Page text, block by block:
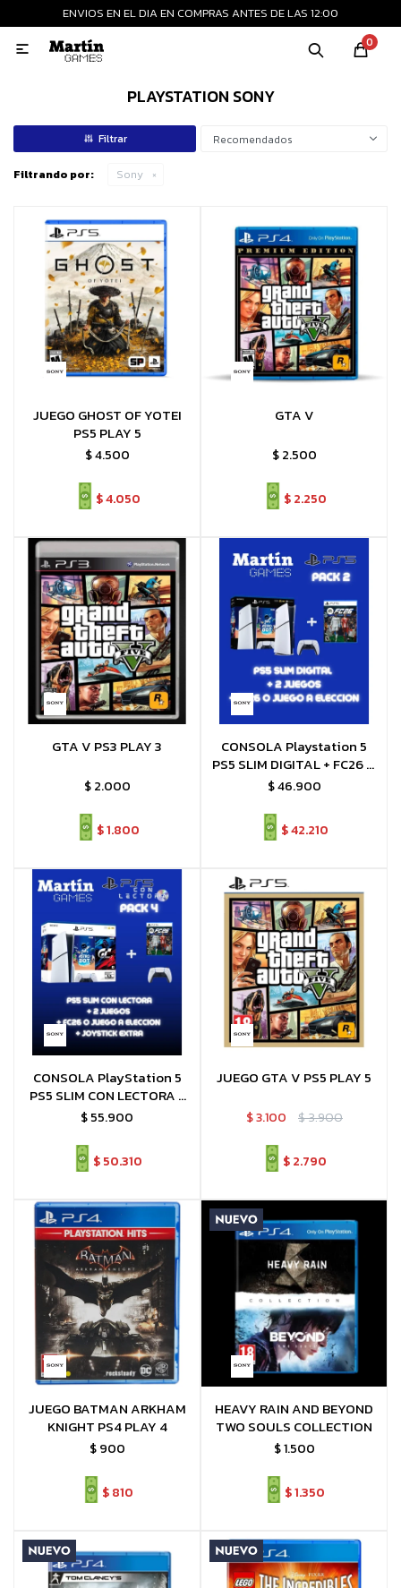
ENVIOS EN EL DIA EN COMPRAS ANTES DE LAS 12:00
0

PLAYSTATION SONY
Recomendados
Filtrando por: Sony
JUEGO GHOST OF YOTEI
PS5 PLAY 5
$4.500
$4.050
GTA V
$ 2.500
$ 2.250
GTA V PS3 PLAY 3
$ 2.000
$1.800
CONSOLA Playstation 5
PS5 SLIM DIGITAL + FC26 O
JUEGO A ELECCIÓN +
$46.900
$42.210
CONSOLA PlayStation 5
PS5 SLIM CON LECTORA +
Mando extra + 3 juegos
+ FC26 (o juego a
elección))
$55.900
$50.310
JUEGO GTA V PS5 PLAY 5
$3.100 $3.900
$2.790
JUEGO BATMAN ARKHAM
KNIGHT PS4 PLAY 4
$ 900
$810
HEAVY RAIN AND BEYOND
TWO SOULS COLLECTION
$1.500
$1.350
MI CUENTA
Consolas nuevas
Juegos
Accesorios